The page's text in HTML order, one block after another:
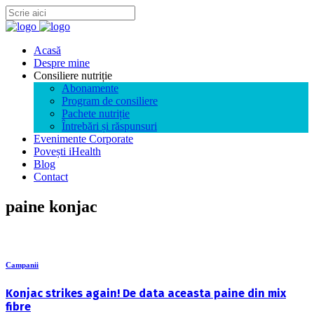
Acasă
Despre mine
Consiliere nutriție
Abonamente
Program de consiliere
Pachete nutriție
Întrebări și răspunsuri
Evenimente Corporate
Povești iHealth
Blog
Contact
paine konjac
Campanii
Konjac strikes again! De data aceasta paine din mix
fibre